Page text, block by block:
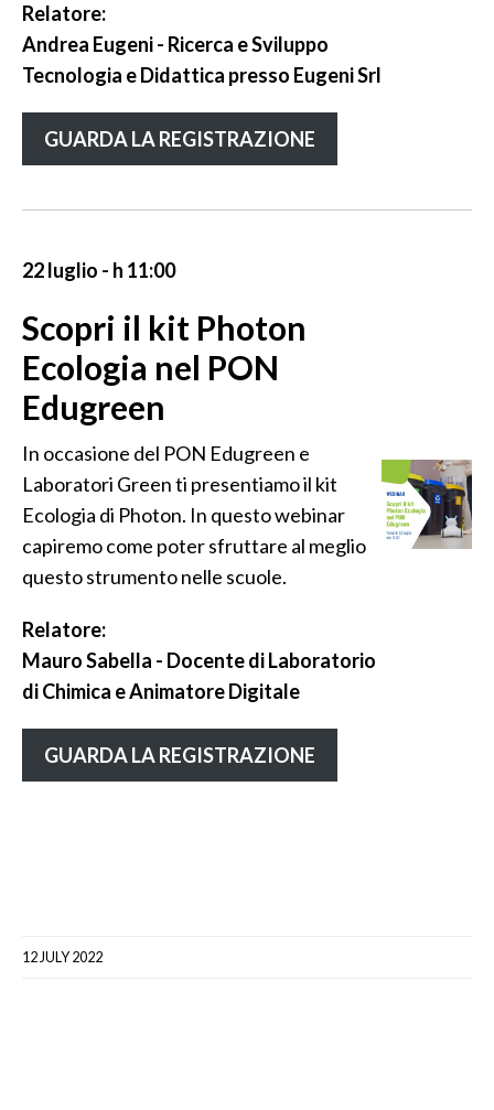
Relatore:
Andrea Eugeni - Ricerca e Sviluppo
Tecnologia e Didattica presso Eugeni Srl
GUARDA LA REGISTRAZIONE
22 luglio - h 11:00
Scopri il kit Photon
Ecologia nel PON
Edugreen
In occasione del PON Edugreen e
Laboratori Green ti presentiamo il kit
Ecologia di Photon. In questo webinar
capiremo come poter sfruttare al meglio
questo strumento nelle scuole.
Relatore:
Mauro Sabella - Docente di Laboratorio
di Chimica e Animatore Digitale
GUARDA LA REGISTRAZIONE
12 JULY 2022